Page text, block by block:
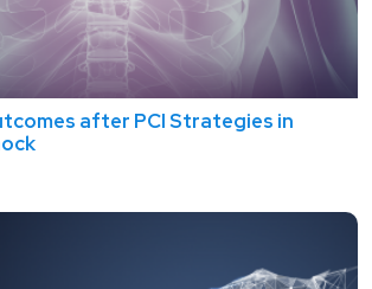
after PCI Strategies in